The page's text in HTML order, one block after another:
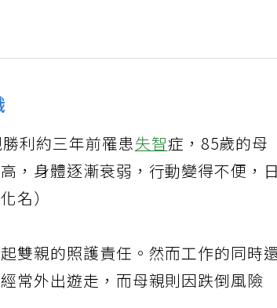
利約三年前罹患失智症，85歲的母
，身體逐漸衰弱，行動變得不便，
名）
雙親的照護責任。然而工作的同時
常外出遊走，而母親則因跌倒風險